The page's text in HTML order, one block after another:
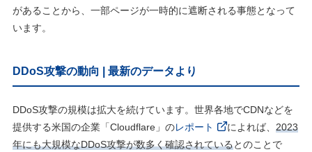
があることから、一部ページが一時的に遮断される事態となって
います。
DDoS攻撃の動向 | 最新のデータより
DDoS攻撃の規模は拡大を続けています。世界各地でCDNなどを
提供する米国の企業「Cloudflare」のレポート によれば、 2023
年にも大規模なDDoS攻撃が数多く確認されているとのことで